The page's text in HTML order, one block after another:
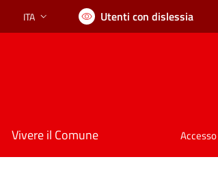
Lingua attiva:
ITA Utenti con dislessia
Vivere il Comune